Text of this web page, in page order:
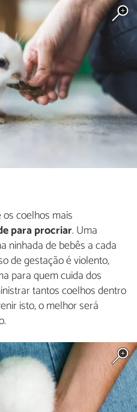
coelhos mais
para procriar. Uma
ninhada de bebês a cada
de gestação é violento,
para quem cuida dos
tantos coelhos dentro
isto, o melhor será